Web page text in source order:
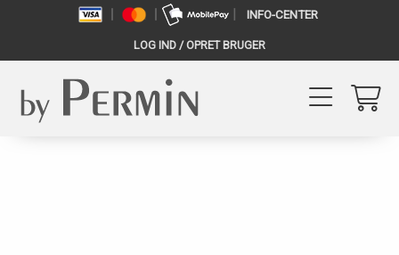
INFO-CENTER
LOG IND / OPRET BRUGER